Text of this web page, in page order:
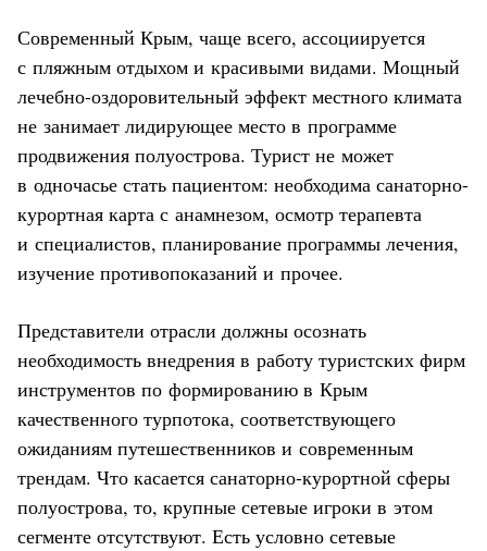
Современный Крым, чаще всего, ассоциируется
с пляжным отдыхом и красивыми видами. Мощный
лечебно-оздоровительный эффект местного климата
не занимает лидирующее место в программе
продвижения полуострова. Турист не может
в одночасье стать пациентом: необходима санаторно-
курортная карта с анамнезом, осмотр терапевта
и специалистов, планирование программы лечения,
изучение противопоказаний и прочее.
Представители отрасли должны осознать
необходимость внедрения в работу туристских фирм
инструментов по формированию в Крым
качественного турпотока, соответствующего
ожиданиям путешественников и современным
трендам. Что касается санаторно-курортной сферы
полуострова, то, крупные сетевые игроки в этом
сегменте отсутствуют. Есть условно сетевые